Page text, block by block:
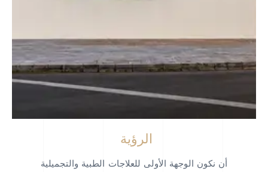
الرؤية
أن نكون الوجهة الأولى للعلاجات الطبية والتجميلية